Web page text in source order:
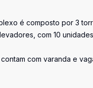
é composto por 3
com 10
com varanda e